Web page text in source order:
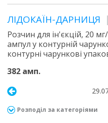
ЛІДОКАЇН-ДАРНИЦЯ
Розчин для ін'єкцій, 20
ампул у контурній
контурні чарункові
382 амп.
Розподіл за категоріями